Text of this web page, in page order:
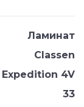
Ламинат
Classen
Expedition 4V
33